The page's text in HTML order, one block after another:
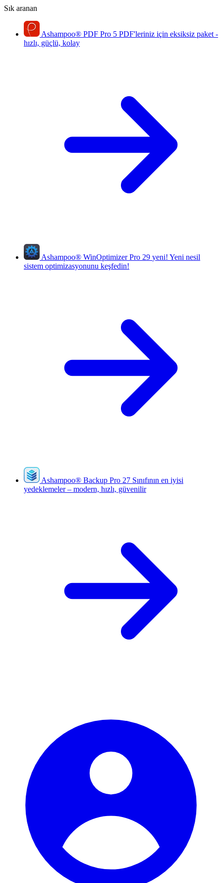
Sık aranan
Ashampoo® PDF Pro 5 PDF'leriniz için eksiksiz paket -
hızlı, güçlü, kolay
Ashampoo® WinOptimizer Pro 29 yeni! Yeni nesil
sistem optimizasyonunu keşfedin!
Ashampoo® Backup Pro 27 Sınıfının en iyisi
yedeklemeler – modern, hızlı, güvenilir